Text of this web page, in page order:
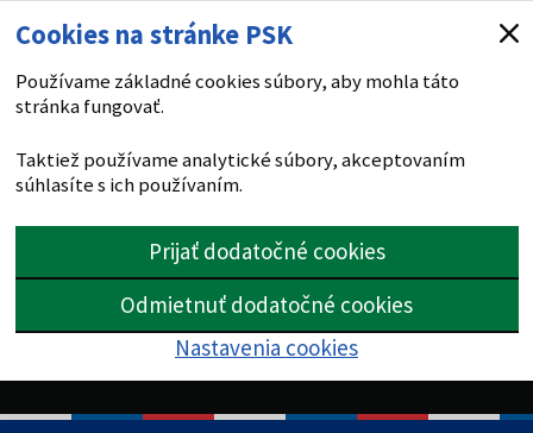
Cookies na stránke PSK
Používame základné cookies súbory, aby mohla táto
stránka fungovať.
Taktiež používame analytické súbory, akceptovaním
súhlasíte s ich používaním.
Prijať dodatočné cookies
Odmietnuť dodatočné cookies
Nastavenia cookies